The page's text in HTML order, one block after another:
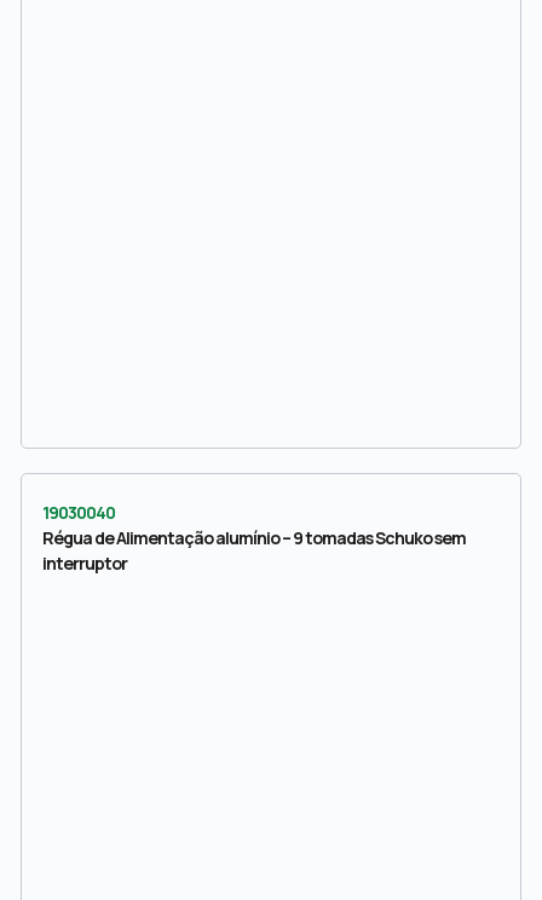
19030040
Régua de Alimentação alumínio – 9 tomadas Schuko sem
interruptor